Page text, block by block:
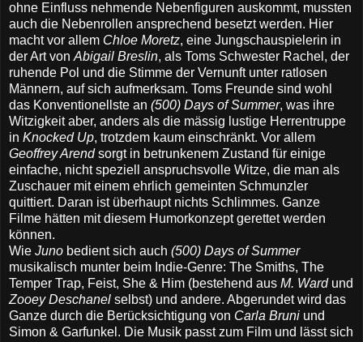
ohne Einfluss nehmende Nebenfiguren auskommt, mussten
auch die Nebenrollen ansprechend besetzt werden. Hier
macht vor allem Chloe Moretz, eine Jungschauspielerin in
der Art von Abigail Breslin, als Toms Schwester Rachel, der
ruhende Pol und die Stimme der Vernunft unter ratlosen
Männern, auf sich aufmerksam. Toms Freunde sind wohl
das Konventionellste an (500) Days of Summer, was ihre
Witzigkeit aber, anders als die mässig lustige Herrentruppe
in Knocked Up, trotzdem kaum einschränkt. Vor allem
Geoffrey Arendsorgt in betrunkenem Zustand für einige
einfache, nicht speziell anspruchsvolle Witze, die man als
Zuschauer mit einem ehrlich gemeinten Schmunzler
quittiert. Daran ist überhaupt nichts Schlimmes. Ganze
Filme hätten mit diesem Humorkonzept gerettet werden
können.
Wie Juno bedient sich auch (500) Days of Summer
musikalisch munter beim Indie-Genre: The Smiths, The
Temper Trap, Feist, She & Him (bestehend aus M. Wardund
Zooey Deschanel selbst) und andere. Abgerundet wird das
Ganze durch die Berücksichtigung von Carla Bruni und
Simon & Garfunkel. Die Musik passt zum Film und lässt sich